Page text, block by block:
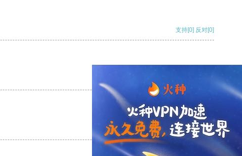
支持[0] 反对[0]
支持 [0] 反对[0]